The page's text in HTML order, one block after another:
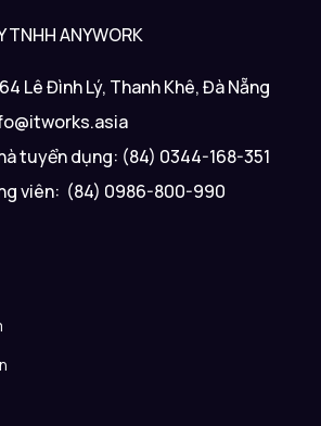
TNHH ANYWORK
Lê Đình Lý, Thanh Khê, Đà Nẵng
tuyển dụng: (84) 0344-168-351
viên: (84) 0986-800-990